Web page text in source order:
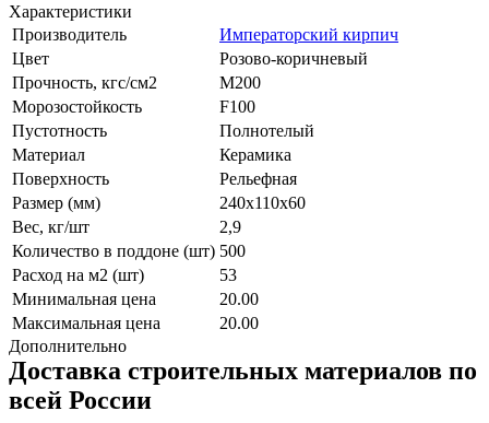
Характеристики
Производитель
Императорский кирпич
Цвет
Розово-коричневый
Прочность, кгс/см2
M200
Морозостойкость
F100
Пустотность
Полнотелый
Материал
Керамика
Поверхность
Рельефная
Размер (мм)
240х110х60
Вес, кг/шт
2,9
Количество в поддоне (шт) 500
Расход на м2 (шт)
53
Минимальная цена
20.00
Максимальная цена
20.00
Дополнительно
Доставка строительных материалов по
всей России